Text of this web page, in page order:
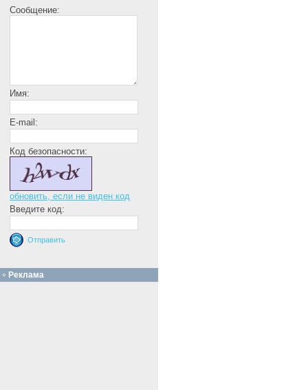
Сообщение:
Имя:
E-mail:
Код безопасности:
обновить, если не виден код
Введите код:
Реклама